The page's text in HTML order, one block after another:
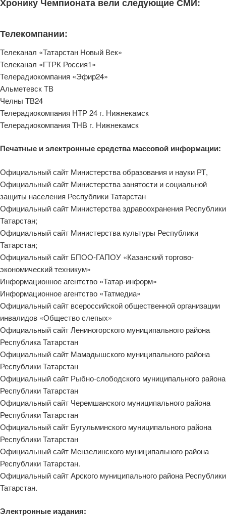
Телекомпании:
Телеканал «Татарстан Новый Век»
Телеканал «ГТРК Россия1»
Телерадиокомпания «Эфир24»
Альметевск ТВ
Челны ТВ24
Телерадиокомпания НТР 24 г. Нижнекамск
Телерадиокомпания ТНВ г. Нижнекамск
Печатные и электронные средства массовой информации:
Официальный сайт Министерства образования и науки РТ,
Официальный сайт Министерства занятости и социальной
защиты населения Республики Татарстан
Официальный сайт Министерства здравоохранения Республики
Татарстан;
Официальный сайт Министерства культуры Республики
Татарстан;
Официальный сайт БПОО-ГАПОУ «Казанский торгово-
экономический техникум»
Информационное агентство «Татар-информ»
Информационное агентство «Татмедиа»
Официальный сайт всероссийской общественной организации
инвалидов «Общество слепых»
Официальный сайт Лениногорского муниципального района
Республика Татарстан
Официальный сайт Мамадышского муниципального района
Республики Татарстан
Официальный сайт Рыбно-слободского муниципального района
Республики Татарстан
Официальный сайт Черемшанского муниципального района
Республики Татарстан
Официальный сайт Бугульминского муниципального района
Республики Татарстан
Официальный сайт Мензелинского муниципального района
Республики Татарстан.
Официальный сайт Арского муниципального района Республики
Татарстан.
Электронные издания: